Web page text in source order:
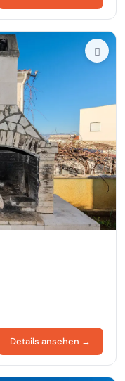
Details ansehen →